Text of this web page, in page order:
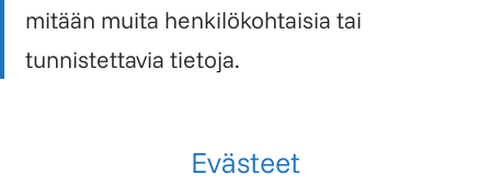
mitään muita henkilökohtaisia tai
tunnistettavia tietoja.
Evästeet